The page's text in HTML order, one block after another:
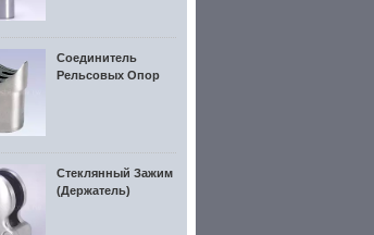
Соединитель
Рельсовых Опор
Стеклянный Зажим
(держатель)